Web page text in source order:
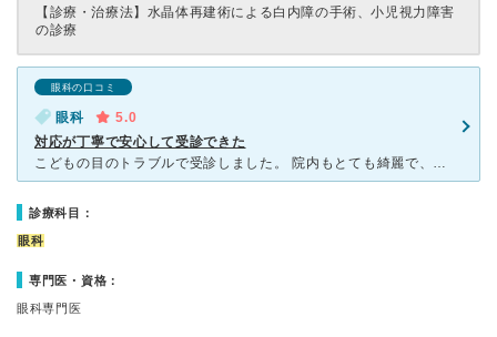
【診療・治療法】 水晶体再建術による白内障の手術、小児視力障害
の診療
眼科の口コミ
眼科
5.0
対応が丁寧で安心して受診できた
こどもの目のトラブルで受診しました。 院内もとても綺麗で、キッズスペースもあります。 受付さんや看護師さん、先生もとても丁寧で優しい方ばかりでした。 診察までの待ち時間が少なく、長く待つこともあ
診療科目：
眼科
専門医・資格：
眼科専門医